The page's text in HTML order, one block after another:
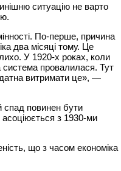
ситуацію не варто
По-перше, причина
два місяці тому. Це
У 1920-х роках, коли
система провалилася. Тут
витримати це», —
спад повинен бути
з 1930-ми
що з часом економіка